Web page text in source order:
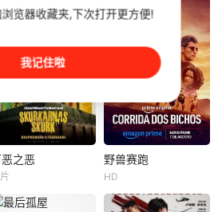
恩，冷啸天
程。在绝境中寻找
生机、在奋斗中凝
七月四日的晚餐会
公告让一切瞬间坠
入生死边缘。一架
直升机即将前来接
——但只有另外三
人能与他同乘。时
间一分一秒流逝，
在场的宾客们拼尽
全力证明自己配得
位。
雷努特·舒尔腾·范·艾查特
杰尔蒂·德拉斯尔
朱迪思是柏林的一
名急诊医生。当她
从奥地利的一家人
那里继承了一栋房
子，而这家人正是
她在童年时期被送
给的收养家庭时，
她踏上了揭开自己
身世之谜的旅程。
终变成了一场噩梦
万恶之恶
Joel
之恶 野兽赛跑
阿妮塔
阿兹
野兽赛跑
HD
览器收藏夹,下次打开更方便!
我记住啦